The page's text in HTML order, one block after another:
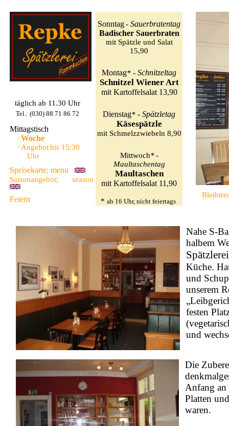
täglich ab 11.30 Uhr
Tel.: (030) 88 71 86 72
Mittagstisch
·Woche
· Angebotbis 15:30
Uhr
Speisekarte;menu
Saisonangebot;season
Feiern
Sonntag- Sauerbratentag
Badischer Sauerbraten
mit Spätzle und Salat
15,90
Montag*-Schnitzeltag
Schnitzel Wiener Art
mit Kartoffelsalat 13,90
Dienstag* -Spätzletag
Käsespätzle
mit Schmelzzwiebeln 8,90
Mittwoch*-
Maultaschentag
Maultaschen
mit Kartoffelsalat 11,90
* ab 16 Uhr, nicht feiertags
Nahe S-
halbem
Spätzlerei
Küche.
und
unserem
festen
und
Die
Anfang an
Platten
waren.